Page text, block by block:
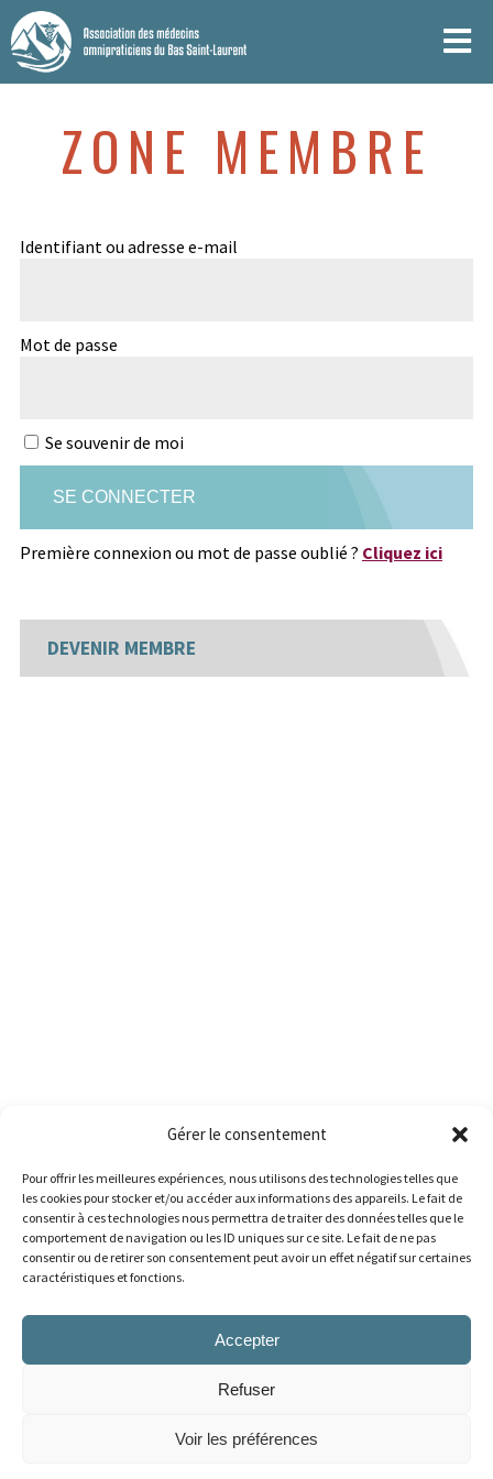
Gérer le consentement
Pour offrir les meilleures expériences, nous utilisons des technologies telles que
les cookies pour stocker et/ou accéder aux informations des appareils. Le fait de
consentir à ces technologies nous permettra de traiter des données telles que le
comportement de navigation ou les ID uniques sur ce site. Le fait de ne pas
consentir ou de retirer son consentement peut avoir un effet négatif sur certaines
caractéristiques et fonctions.
Accepter
Refuser
Voir les préférences
ZONE MEMBRE
Identifiant ou adresse e-mail
Mot de passe
Se souvenir de moi
Première connexion ou mot de passe oublié ? Cliquez ici
DEVENIR MEMBRE
Copyright 2026 © Tous droits réservés, Association des médecins omnipraticiens du Bas-